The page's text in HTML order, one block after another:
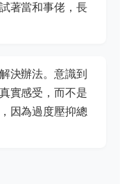
著當和事佬，長
決辦法。意識到
實感受，而不是
因為過度壓抑總